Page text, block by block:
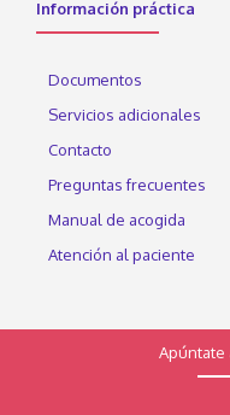
Información práctica
Documentos
Servicios adicionales
Contacto
Preguntas frecuentes
Manual de acogida
Atención al paciente